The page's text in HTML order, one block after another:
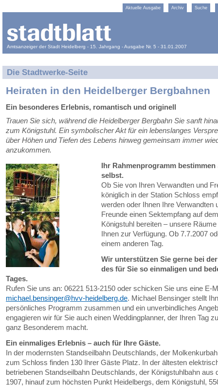
Aktuelle Ausgabe Archiv Suche
Amtsanzeiger der Stadt Heidelberg - 15. Jahrgang - Ausgabe Nr. 5 - 31.01.2007
Die Stadtwerke-Seite
Heiraten in den Heidelberger Bergbahnen
Ein besonderes Erlebnis, romantisch und originell
Trauen Sie sich, während die Heidelberger Bergbahn Sie sanft
zum Königstuhl. Ein symbolischer Akt für ein lebenslanges
über Höhen und Tiefen des Lebens hinweg gemeinsam immer
anzukommen.
Ihr Rahmenprogramm bestimmen
selbst.
Ob Sie von Ihren Verwandten und
königlich in der Station Schloss
werden oder Ihnen Ihre Verwandten
Freunde einen Sektempfang auf dem
Königstuhl bereiten – unsere
Ihnen zur Verfügung. Ob 7.7.2007
einem anderen Tag.
Wir unterstützen Sie gerne bei
des für Sie so einmaligen und
Tages.
Rufen Sie uns an: 06221 513-2150 oder schicken Sie uns eine E-
michael.bensinger@hvv-heidelberg.de. Michael Bensinger stellt
persönliches Programm zusammen und ein unverbindliches
engagieren wir für Sie auch einen Weddingplanner, der Ihren Tag
ganz Besonderem macht.
Ein einmaliges Erlebnis – auch für Ihre Gäste.
In der modernsten Standseilbahn Deutschlands, der
zum Schloss finden 130 Ihrer Gäste Platz. In der ältesten
betriebenen Standseilbahn Deutschlands, der Königstuhlbahn aus
1907, hinauf zum höchsten Punkt Heidelbergs, dem Königstuhl,